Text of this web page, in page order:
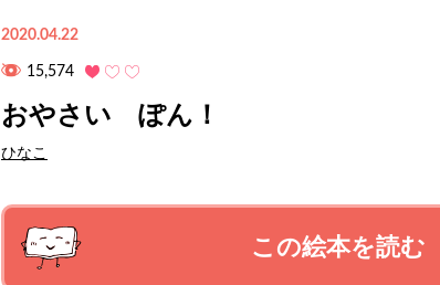
2020.04.22
15,574
おやさい ぽん！
ひなこ
この絵本を読む